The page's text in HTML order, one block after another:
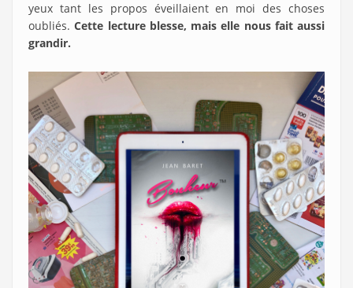
yeux tant les propos éveillaient en moi des choses
oubliés.Cette lecture blesse, mais elle nous fait aussi
grandir.